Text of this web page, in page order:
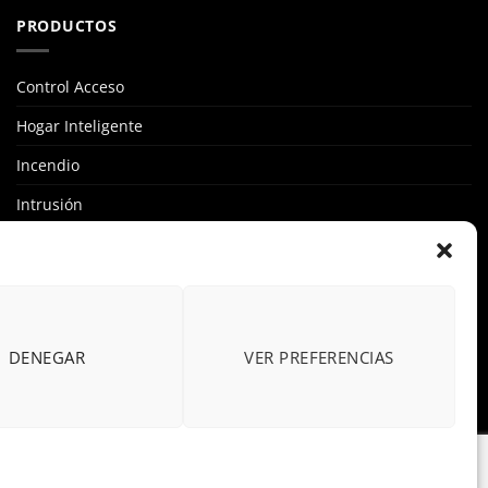
DENEGAR VER PREFERENCIAS
PRODUCTOS
Control Acceso
Hogar Inteligente
Incendio
Intrusión
Videovigilancia